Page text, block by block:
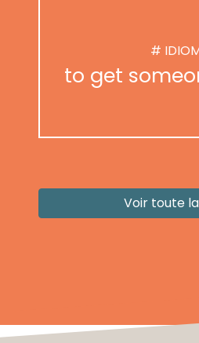
#
to get
Voir toute